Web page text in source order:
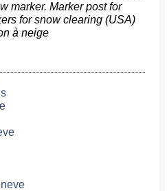
marker. Marker post for
for snow clearing (USA)
à neige